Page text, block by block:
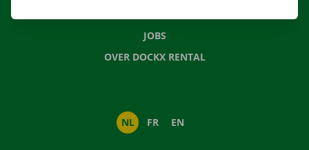
JOBS
OVER DOCKX RENTAL
NL FR EN